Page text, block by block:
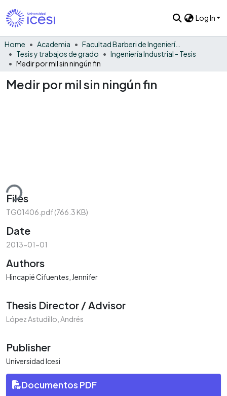
Log In
Home Academia
Facultad Barberi de Ingeniería, Diseño y Ciencias Aplicadas
Tesis y trabajos de grado
Ingeniería Industrial - Tesis
Medir por mil sin ningún fin
Medir por mil sin ningún fin
Files
TG01406.pdf(766.3 KB)
Date
2013-01-01
Authors
Hincapié Cifuentes, Jennifer
Thesis Director / Advisor
López Astudillo, Andrés
Publisher
Universidad Icesi
Documentos PDF